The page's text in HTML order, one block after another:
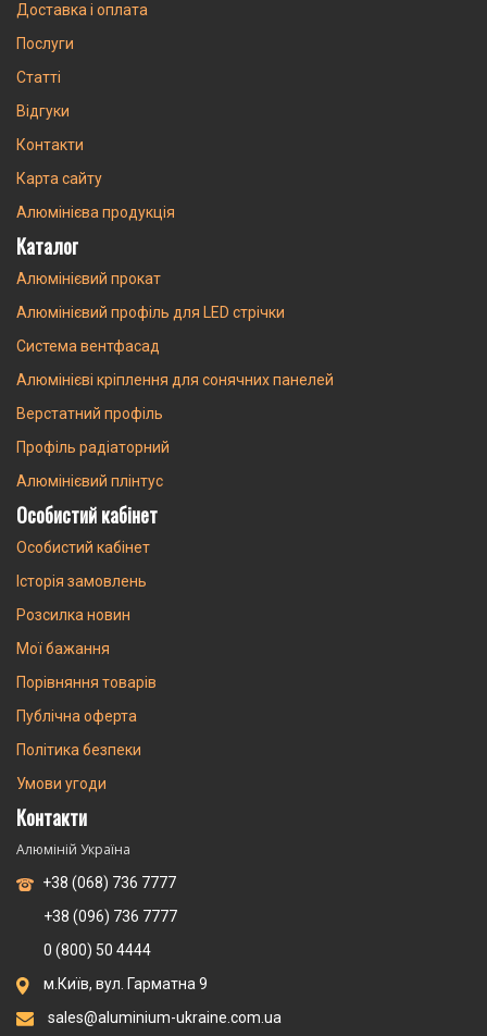
Доставка і оплата
Послуги
Статті
Відгуки
Контакти
Карта сайту
Алюмінієва продукція
Каталог
Алюмінієвий прокат
Алюмінієвий профіль для LED стрічки
Система вентфасад
Алюмінієві кріплення для сонячних панелей
Верстатний профіль
Профіль радіаторний
Алюмінієвий плінтус
Особистий кабінет
Особистий кабінет
Історія замовлень
Розсилка новин
Мої бажання
Порівняння товарів
Публічна оферта
Політика безпеки
Умови угоди
Контакти
Алюміній Україна
+38 (068) 736 7777
+38 (096) 736 7777
0 (800) 50 4444
м.Київ, вул. Гарматна 9
sales@aluminium-ukraine.com.ua